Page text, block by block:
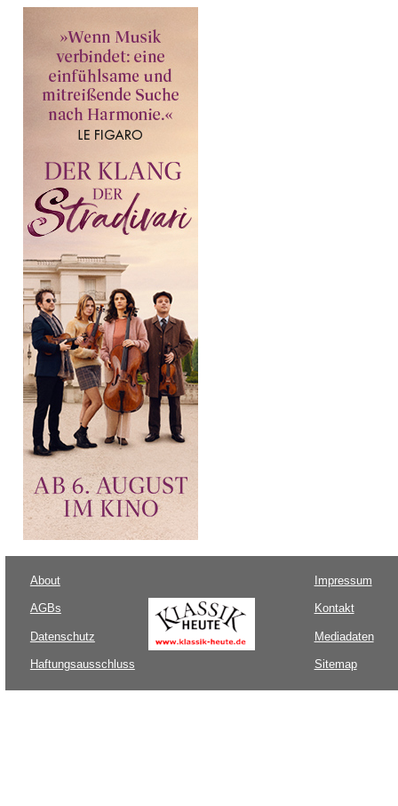
About
AGBs
Datenschutz
Haftungsausschluss
Impressum
Kontakt
Mediadaten
Sitemap